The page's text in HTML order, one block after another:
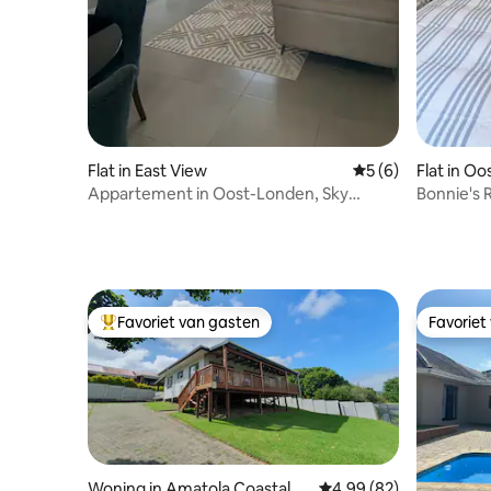
Flat in East View Gemiddelde
5 (6)
Appartement in Oost-Londen, Sky
Flat in
Bonnie's
Topfavoriet van gasten
Favoriet van gasten